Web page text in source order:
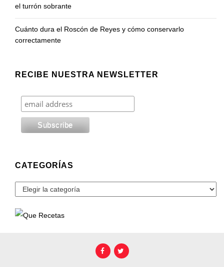
el turrón sobrante
Cuánto dura el Roscón de Reyes y cómo conservarlo
correctamente
RECIBE NUESTRA NEWSLETTER
CATEGORÍAS
Categorías